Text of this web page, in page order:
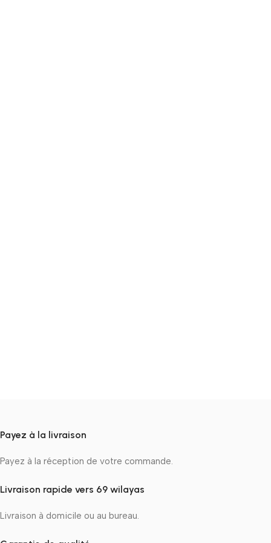
Payez à la livraison
Payez à la réception de votre commande.
Livraison rapide vers 69 wilayas
Livraison à domicile ou au bureau.